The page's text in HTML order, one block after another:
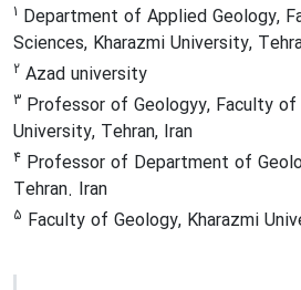
1 Department of Applied Geology,
Sciences, Kharazmi University,
2 Azad university
3 Professor of Geologyy, Faculty of
University, Tehran, Iran
4 Professor of Department of
Tehran. Iran
5 Faculty of Geology, Kharazmi